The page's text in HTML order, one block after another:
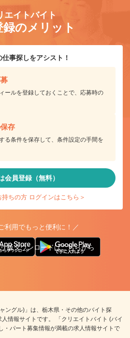
エイトバイト
録のメリット
事探しをアシスト！
ールを登録しておくことで、応募時の
存
る条件を保存して、条件設定の手間を
会員登録（無料）
ちの方 ログインはこちら＞
利用でもっと便利に！／
版ダウンロードはこちらから
ングル)」は、栃木県・その他のバイト探
情報サイトです。 「クリエイトバイト (バイ
・パート募集情報が満載の求人情報サイトで